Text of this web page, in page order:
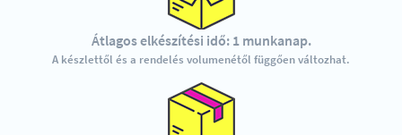
Átlagos elkészítési idő: 1 munkanap.
A készlettől és a rendelés volumenétől függően változhat.